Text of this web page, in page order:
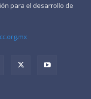
para el desarrollo de